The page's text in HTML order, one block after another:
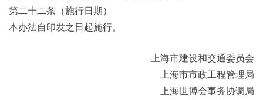
第二十二条（施行日期）
本办法自印发之日起施行。
上海市建设和交通委员会
上海市市政工程管理局
上海世博会事务协调局